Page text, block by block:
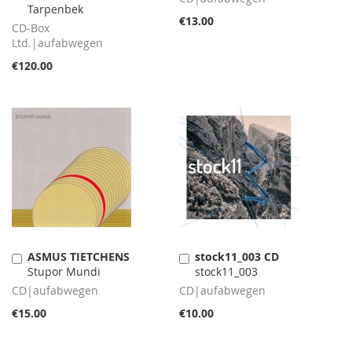
Tarpenbek
CD-Box
Ltd.|aufabwegen
€120.00
€13.00
ASMUS TIETCHENS
Stupor Mundi
CD|aufabwegen
€15.00
Add
to
Cart
stock11_003 CD
stock11_003
CD|aufabwegen
€10.00
Add
to
Cart